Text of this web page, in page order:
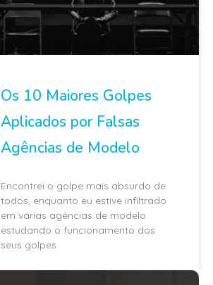
Os 10 Maiores Golpes
Aplicados por Falsas
Agências de Modelo
Encontrei o golpe mais absurdo de
todos, enquanto eu estive infiltrado
em várias agências de modelo
estudando o funcionamento dos
seus golpes